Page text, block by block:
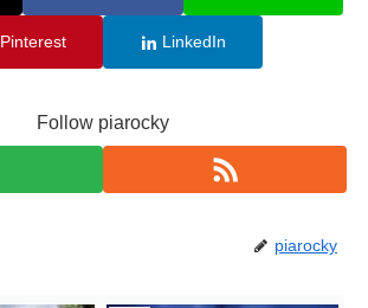
Pinterest LinkedIn
Follow piarocky
piarocky